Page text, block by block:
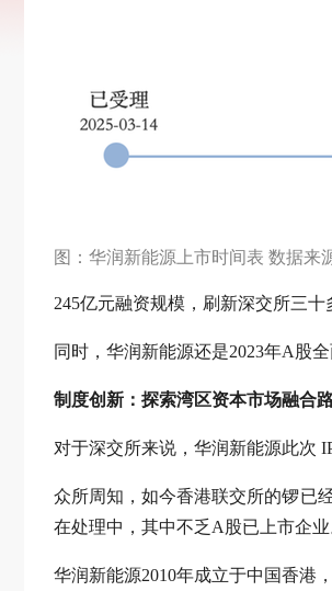
图：华润新能源上市时间表 数据来
245亿元融资规模，刷新深交所三
同时，华润新能源还是2023年A股
制度创新：探索湾区资本市场融合
对于深交所来说，华润新能源此次
众所周知，如今香港联交所的锣已
在处理中，其中不乏A股已上市企业
华润新能源2010年成立于中国香港